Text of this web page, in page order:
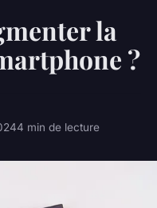
la
?
4 min de lecture